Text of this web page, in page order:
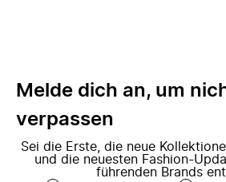
Melde dich an, um
verpassen
Sei die Erste, die neue
und die neuesten Fashion-
führenden Brands